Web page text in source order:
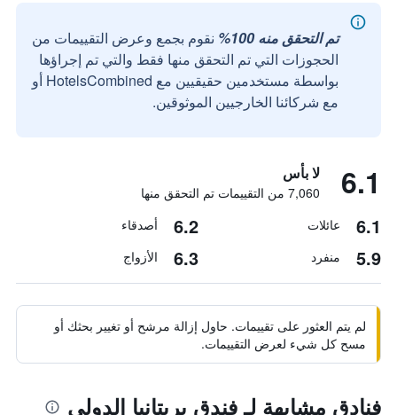
تم التحقق منه 100%
نقوم بجمع وعرض التقييمات من
الحجوزات التي تم التحقق منها فقط والتي تم إجراؤها
بواسطة مستخدمين حقيقيين مع HotelsCombined أو
مع شركائنا الخارجيين الموثوقين.
6.1 لا بأس
7,060 من التقييمات تم التحقق منها
6.1 عائلات 6.2 أصدقاء
5.9 منفرد 6.3 الأزواج
لم يتم العثور على تقييمات. حاول إزالة مرشح أو تغيير بحثك أو
مسح كل شيء لعرض التقييمات.
فنادق مشابهة لـ فندق بريتانيا الدولي